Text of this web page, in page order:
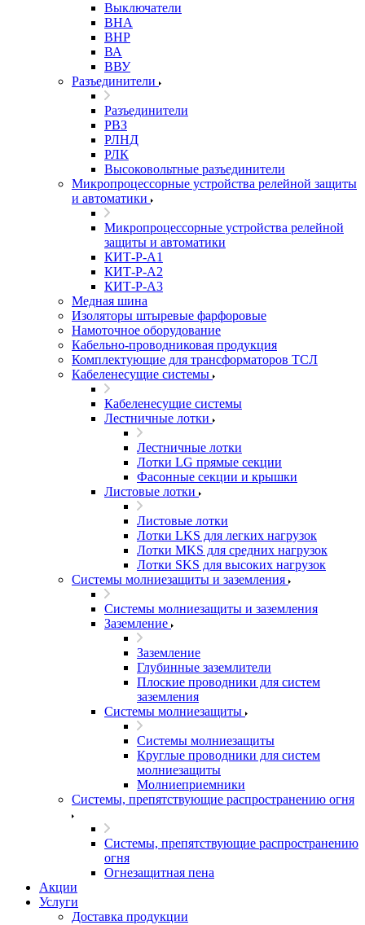
Выключатели
ВНА
ВНР
ВА
ВВУ
Разъединители
Разъединители
РВЗ
РЛНД
РЛК
Высоковольтные разъединители
Микропроцессорные устройства релейной защиты
и автоматики
Микропроцессорные устройства релейной
защиты и автоматики
КИТ-Р-А1
КИТ-Р-А2
КИТ-Р-А3
Медная шина
Изоляторы штыревые фарфоровые
Намоточное оборудование
Кабельно-проводниковая продукция
Комплектующие для трансформаторов ТСЛ
Кабеленесущие системы
Кабеленесущие системы
Лестничные лотки
Лестничные лотки
Лотки LG прямые секции
Фасонные секции и крышки
Листовые лотки
Листовые лотки
Лотки LKS для легких нагрузок
Лотки MKS для средних нагрузок
Лотки SKS для высоких нагрузок
Системы молниезащиты и заземления
Системы молниезащиты и заземления
Заземление
Заземление
Глубинные заземлители
Плоские проводники для систем
заземления
Системы молниезащиты
Системы молниезащиты
Круглые проводники для систем
молниезащиты
Молниеприемники
Системы, препятствующие распространению огня
Системы, препятствующие распространению
огня
Огнезащитная пена
Акции
Услуги
Доставка продукции